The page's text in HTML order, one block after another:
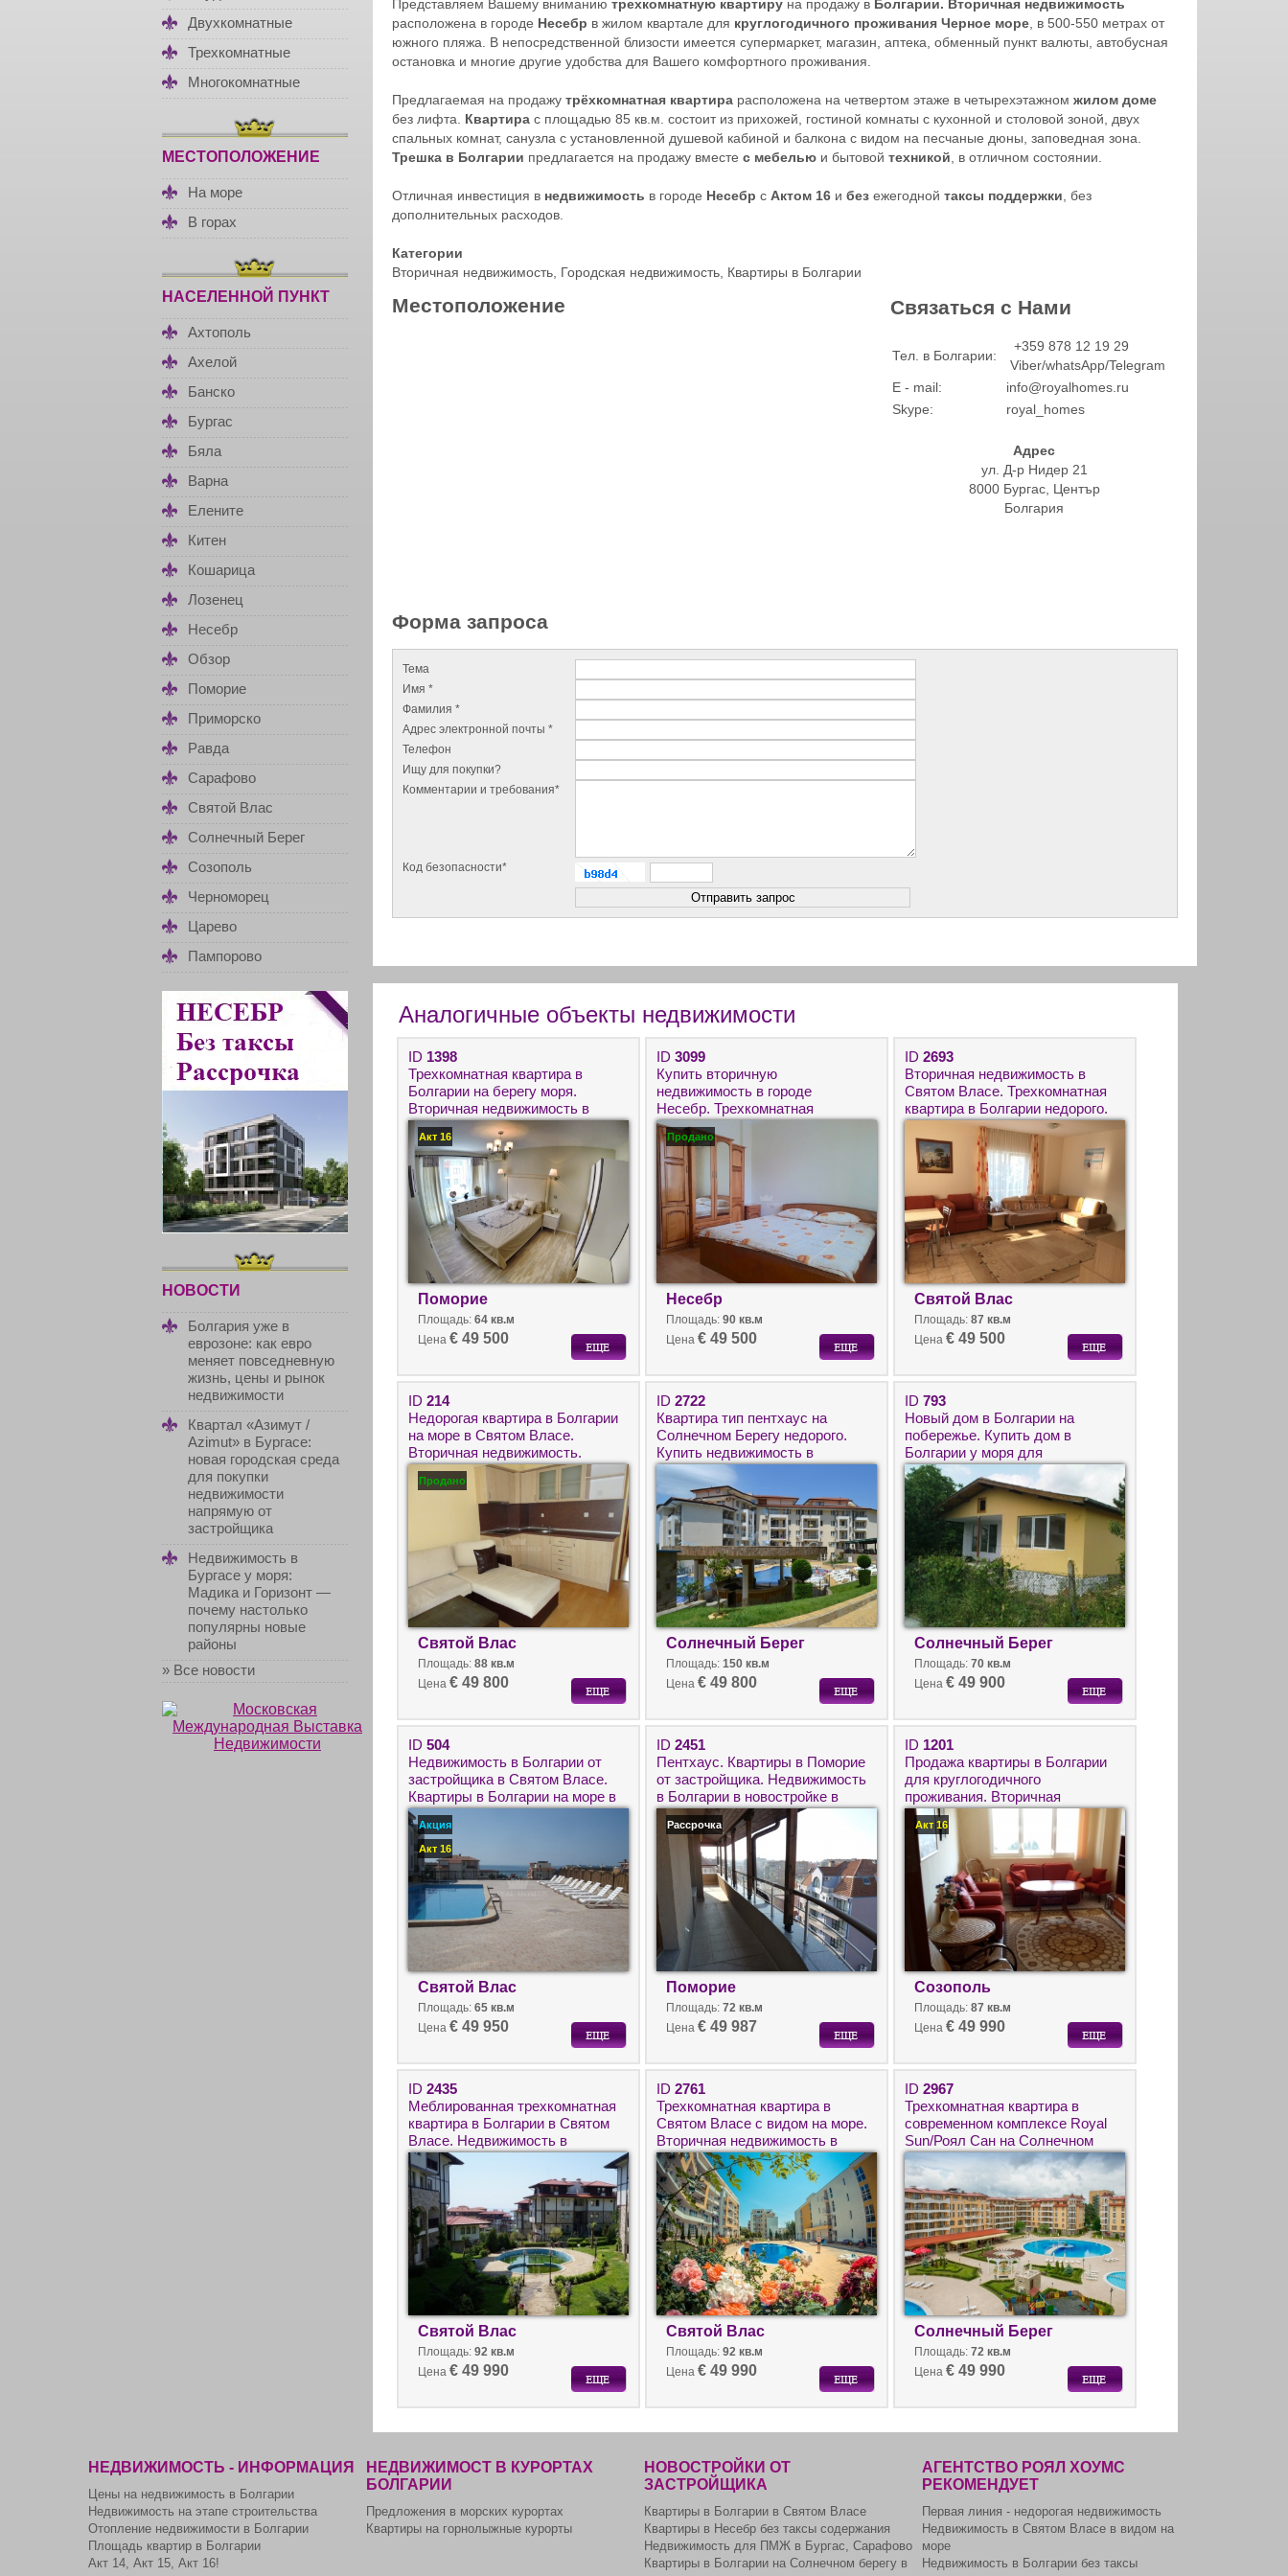
Двухкомнатные
Трехкомнатные
Многокомнатные
МЕСТОПОЛОЖЕНИЕ
На море
В горах
НАСЕЛЕННОЙ ПУНКТ
Ахтополь
Ахелой
Банско
Бургас
Бяла
Варна
Елените
Китен
Кошарица
Лозенец
Несебр
Обзор
Поморие
Приморско
Равда
Сарафово
Святой Влас
Солнечный Берег
Созополь
Черноморец
Царево
Пампорово
НОВОСТИ
Болгария уже в
еврозоне: как евро
меняет повседневную
жизнь, цены и рынок
недвижимости
Квартал «Азимут /
Azimut» в Бургасе:
новая городская среда
для покупки
недвижимости
напрямую от
застройщика
Недвижимость в
Бургасе у моря:
Мадика и Горизонт —
почему настолько
популярны новые
районы
» Все новости
Представляем Вашему вниманию трехкомнатную квартиру на продажу в Болгарии. Вторичная недвижимость
расположена в городе Несебр в жилом квартале для круглогодичного проживания Черное море , в 500-550 метрах от
южного пляжа. В непосредственной близости имеется супермаркет, магазин, аптека, обменный пункт валюты, автобусная
остановка и многие другие удобства для Вашего комфортного проживания.
Предлагаемая на продажу трёхкомнатная квартира расположена на четвертом этаже в четырехэтажном жилом доме
без лифта. Квартира с площадью 85 кв.м. состоит из прихожей, гостиной комнаты с кухонной и столовой зоной, двух
спальных комнат, санузла с установленной душевой кабиной и балкона с видом на песчаные дюны, заповедная зона.
Трешка в Болгарии предлагается на продажу вместе с мебелью и бытовой техникой , в отличном состоянии.
Отличная инвестиция в недвижимость в городе Несебр с Актом 16 и без ежегодной таксы поддержки , без
дополнительных расходов.
Категории
Вторичная недвижимость Городская недвижимость Квартиры в Болгарии
Местоположение Связаться с Нами
Тел. в Болгарии:
+359 878 12 19 29
Viber/whatsApp/Telegram
E - mail:
info@royalhomes.ru
Skype:
royal_homes
Адрес
ул. Д-р Нидер 21
8000 Бургас, Център
Болгария
Форма запроса
Тема
Имя *
Фамилия *
Адрес электронной почты *
Телефон
Ищу для покупки?
Комментарии и требования*
Код безопасности*
Аналогичные объекты недвижимости
ID 1398
Трехкомнатная квартира в
Болгарии на берегу моря.
Вторичная недвижимость в
Помории недорого.
Акт 16
Поморие
Площадь: 64 кв.м
Цена € 49 500
ID 3099
Купить вторичную
недвижимость в городе
Несебр. Трехкомнатная
квартира в Болгарии для
круглогодичного проживания.
Продано
Несебр
Площадь: 90 кв.м
Цена € 49 500
ID 2693
Вторичная недвижимость в
Святом Власе. Трехкомнатная
квартира в Болгарии недорого.
Святой Влас
Площадь: 87 кв.м
Цена € 49 500
ID 214
Недорогая квартира в Болгарии
на море в Святом Власе.
Вторичная недвижимость.
Продано
Святой Влас
Площадь: 88 кв.м
Цена € 49 800
ID 2722
Квартира тип пентхаус на
Солнечном Берегу недорого.
Купить недвижимость в
Болгарии для ПМЖ.
Солнечный Берег
Площадь: 150 кв.м
Цена € 49 800
ID 793
Новый дом в Болгарии на
побережье. Купить дом в
Болгарии у моря для
круглогодичного проживания
Солнечный Берег
Площадь: 70 кв.м
Цена € 49 900
ID 504
Недвижимость в Болгарии от
застройщика в Святом Власе.
Квартиры в Болгарии на море в
комплексе Sunrise/Санрайз.
Акция
Акт 16
Святой Влас
Площадь: 65 кв.м
Цена € 49 950
ID 2451
Пентхаус. Квартиры в Поморие
от застройщика. Недвижимость
в Болгарии в новостройке в
рассрочку.
Рассрочка
Поморие
Площадь: 72 кв.м
Цена € 49 987
ID 1201
Продажа квартиры в Болгарии
для круглогодичного
проживания. Вторичная
недвижимость в центре города
Созополь с видом на море.
Акт 16
Созополь
Площадь: 87 кв.м
Цена € 49 990
ID 2435
Меблированная трехкомнатная
квартира в Болгарии в Святом
Власе. Недвижимость в
Болгарии на море.
Святой Влас
Площадь: 92 кв.м
Цена € 49 990
ID 2761
Трехкомнатная квартира в
Святом Власе с видом на море.
Вторичная недвижимость в
Болгарии, комплекс Fort Noks.
Святой Влас
Площадь: 92 кв.м
Цена € 49 990
ID 2967
Трехкомнатная квартира в
современном комплексе Royal
Sun/Роял Сан на Солнечном
берегу. Вторичка в Болгарии на
море.
Солнечный Берег
Площадь: 72 кв.м
Цена € 49 990
НЕДВИЖИМОСТЬ - ИНФОРМАЦИЯ
Цены на недвижимость в Болгарии
Недвижимость на этапе строительства
Отопление недвижимости в Болгарии
Площадь квартир в Болгарии
Акт 14, Акт 15, Акт 16!
НЕДВИЖИМОСТ В КУРОРТАХ
БОЛГАРИИ
Предложения в морских курортах
Квартиры на горнолыжные курорты
НОВОСТРОЙКИ ОТ
ЗАСТРОЙЩИКА
Квартиры в Болгарии в Святом Власе
Квартиры в Несебр без таксы содержания
Недвижимость для ПМЖ в Бургас, Сарафово
Квартиры в Болгарии на Солнечном берегу в
АГЕНТСТВО РОЯЛ ХОУМС
РЕКОМЕНДУЕТ
Первая линия - недорогая недвижимость
Недвижимость в Святом Власе в видом на
море
Недвижимость в Болгарии без таксы